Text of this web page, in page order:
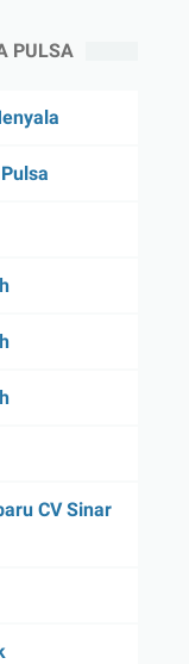
PULSA
CV Sinar